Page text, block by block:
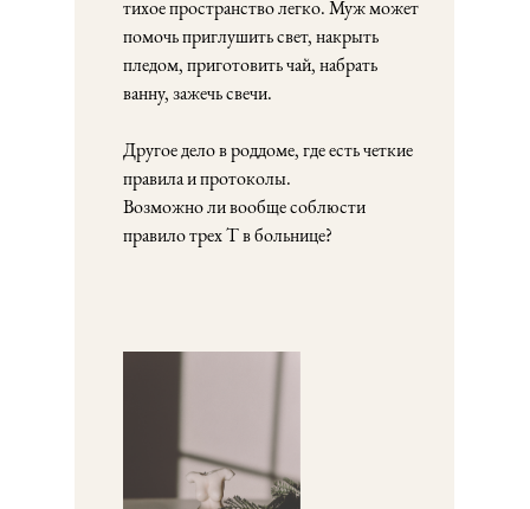
тихое пространство легко. Муж может
помочь приглушить свет, накрыть
пледом, приготовить чай, набрать
ванну, зажечь свечи.
Другое дело в роддоме, где есть четкие
правила и протоколы.
Возможно ли вообще соблюсти
правило трех Т в больнице?